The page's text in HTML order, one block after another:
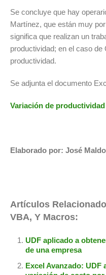
Se concluye que hay
Martínez, que están muy
significa que realizan un
productividad; en el caso
productividad.
Se adjunta el documento
Variación de productividad
Elaborado por: José
Artículos
VBA, Y Macros:
UDF aplicado a
de una empresa
Excel Avanzado: UDF